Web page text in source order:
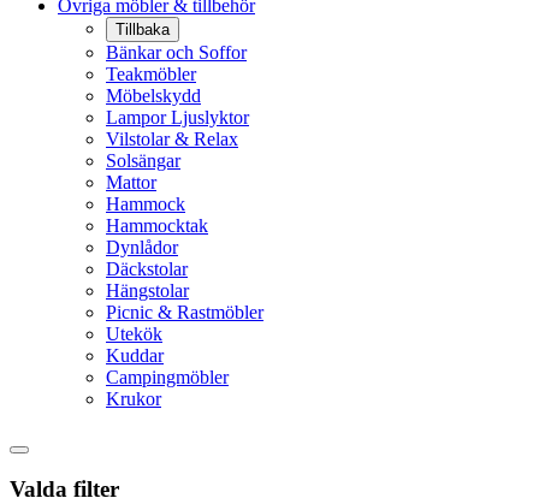
Övriga möbler & tillbehör
Tillbaka
Bänkar och Soffor
Teakmöbler
Möbelskydd
Lampor Ljuslyktor
Vilstolar & Relax
Solsängar
Mattor
Hammock
Hammocktak
Dynlådor
Däckstolar
Hängstolar
Picnic & Rastmöbler
Utekök
Kuddar
Campingmöbler
Krukor
Valda filter